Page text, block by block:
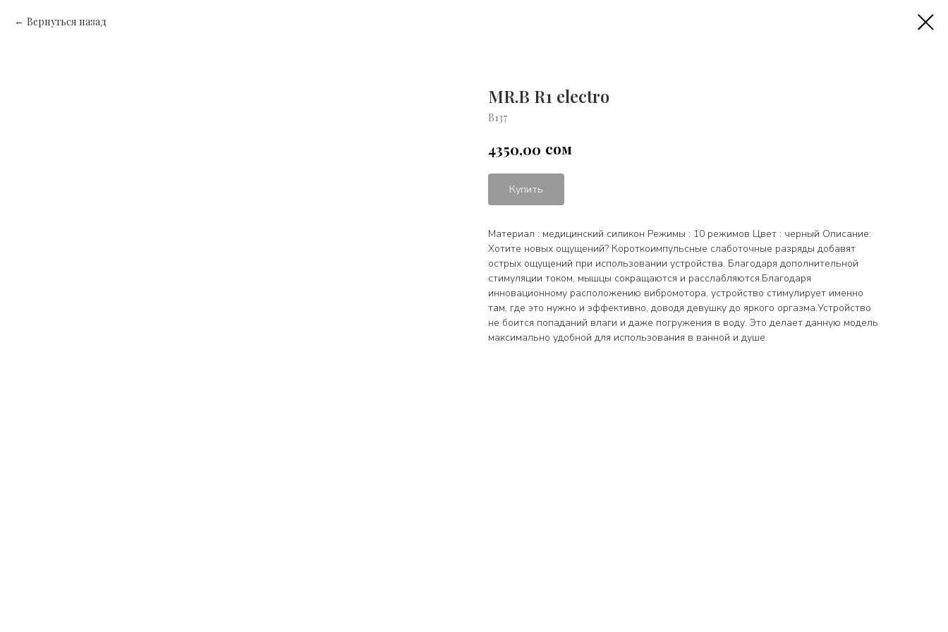
Вернуться назад
MR.B R1 electro
В137
4350,00 сом
Купить
Материал : медицинский силикон Режимы : 10 режимов Цвет : черный Описание:
Хотите новых ощущений? Короткоимпульсные слаботочные разряды добавят
острых ощущений при использовании устройства. Благодаря дополнительной
стимуляции током, мышцы сокращаются и расслабляются.Благодаря
инновационному расположению вибромотора, устройство стимулирует именно
там, где это нужно и эффективно, доводя девушку до яркого оргазма.Устройство
не боится попаданий влаги и даже погружения в воду. Это делает данную модель
максимально удобной для использования в ванной и душе.